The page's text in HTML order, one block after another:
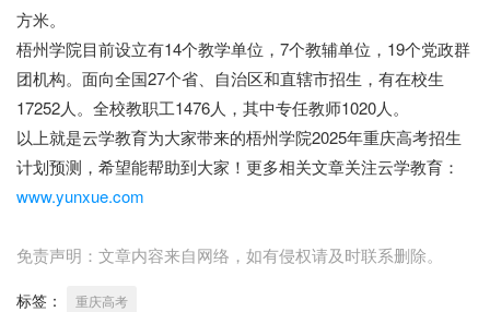
方米。
梧州学院目前设立有14个教学单位，7个教辅单位，19个党政群
团机构。面向全国27个省、自治区和直辖市招生，有在校生
17252人。全校教职工1476人，其中专任教师1020人。
以上就是云学教育为大家带来的梧州学院2025年重庆高考招生
计划预测，希望能帮助到大家！更多相关文章关注云学教育：
www.yunxue.com
免责声明：文章内容来自网络，如有侵权请及时联系删除。
标签： 重庆高考